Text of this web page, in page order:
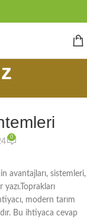
0
avantajları, sistemleri,
modern tarım
Bu ihtiyaca cevap